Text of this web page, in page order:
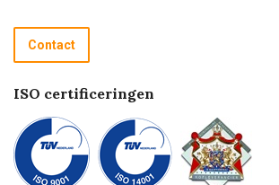
Recycle programma
Betalen
Contact
ISO certificeringen